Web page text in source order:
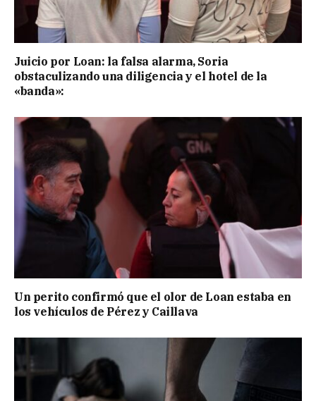
Juicio por Loan: la falsa alarma, Soria
obstaculizando una diligencia y el hotel de la
«banda»:
Un perito confirmó que el olor de Loan estaba en
los vehículos de Pérez y Caillava